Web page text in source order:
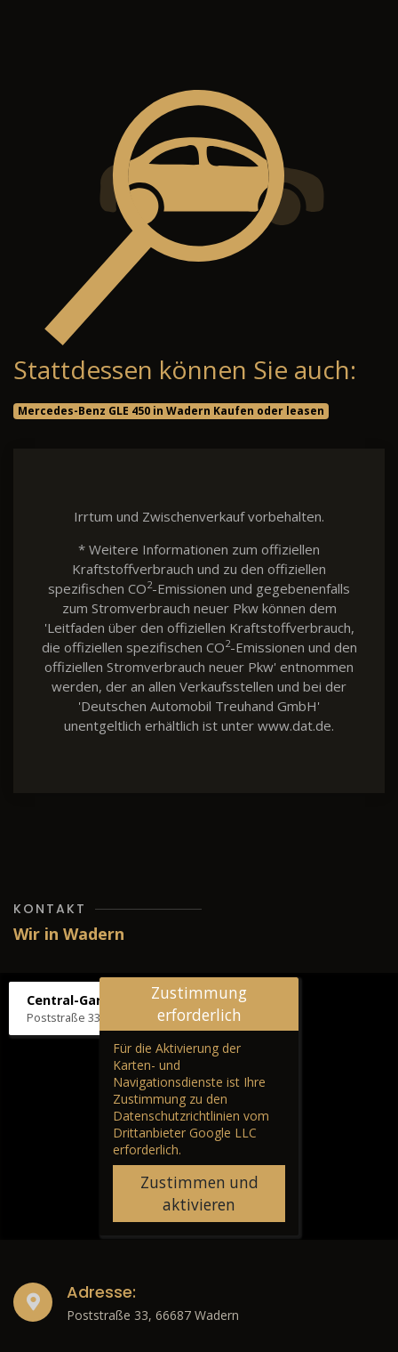
Stattdessen können Sie auch:
Mercedes-Benz GLE 450 in Wadern Kaufen oder leasen
Irrtum und Zwischenverkauf vorbehalten.
* Weitere Informationen zum offiziellen
Kraftstoffverbrauch und zu den offiziellen
spezifischen CO2-Emissionen und gegebenenfalls
zum Stromverbrauch neuer Pkw können dem
'Leitfaden über den offiziellen Kraftstoffverbrauch,
die offiziellen spezifischen CO2-Emissionen und den
offiziellen Stromverbrauch neuer Pkw' entnommen
werden, der an allen Verkaufsstellen und bei der
'Deutschen Automobil Treuhand GmbH'
unentgeltlich erhältlich ist unter www.dat.de.
KONTAKT
Wir in Wadern
Central-Garage H. Wilhelm
Poststraße 33, 66687 Wadern
Zustimmung
erforderlich
Für die Aktivierung der
Karten- und
Navigationsdienste ist Ihre
Zustimmung zu den
Datenschutzrichtlinien vom
Drittanbieter Google LLC
erforderlich.
Zustimmen und
aktivieren
Adresse:
Poststraße 33, 66687 Wadern